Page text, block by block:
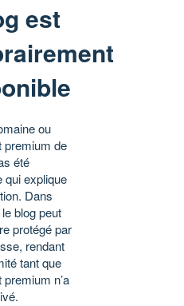
est
ou
premium de
été
qui explique
Dans
blog peut
protégé par
rendant
tant que
premium n’a